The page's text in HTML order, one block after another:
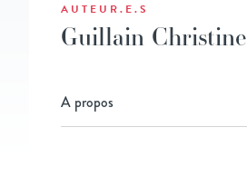
AUTEUR.E.S
Guillain Christine
A propos